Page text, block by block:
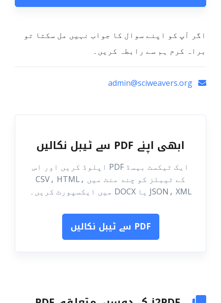
اگر آپ کو اپنے سوال کا جواب نہیں مل سکتا تو
براہ کرم ہم سے رابطہ کریں۔
ابھی اپنے PDF سے ٹیبل نکالیں
ایک ٹیکسٹ بیسڈ PDF اپلوڈ کریں اور اس
کے ٹیبلز کو چند منٹ میں CSV، HTML،
JSON، XML یا DOCX میں ایکسپورٹ کریں۔
PDF سے ٹیبل نکالیں